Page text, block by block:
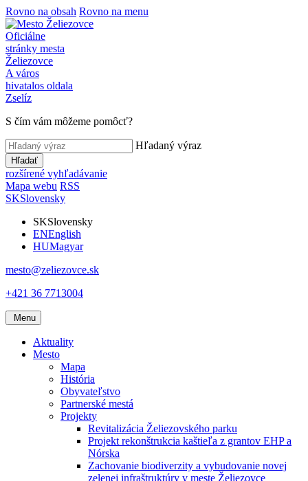
Rovno na obsah Rovno na menu
Oficiálne
stránky mesta
Želiezovce
A város
hivatalos oldala
Zselíz
S čím vám môžeme pomôcť?
Hľadaný výraz
Hľadať
rozšírené vyhľadávanie
Mapa webu RSS
SKSlovensky
SKSlovensky
ENEnglish
HUMagyar
mesto@zeliezovce.sk
+421 36 7713004
Menu
Aktuality
Mesto
Mapa
História
Obyvateľstvo
Partnerské mestá
Projekty
Revitalizácia Želiezovského parku
Projekt rekonštrukcia kaštieľa z grantov EHP a
Nórska
Zachovanie biodiverzity a vybudovanie novej
zelenej infraštruktúry v meste Želiezovce